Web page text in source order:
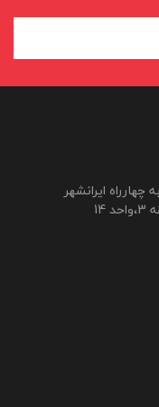
ایرانشهر